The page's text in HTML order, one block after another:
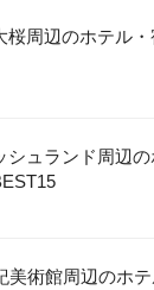
桜周辺のホテル
シュランド周辺
美術館周辺のホ